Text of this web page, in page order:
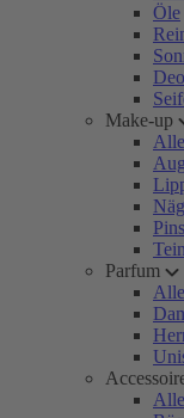
Öle
Make-up
Parfum